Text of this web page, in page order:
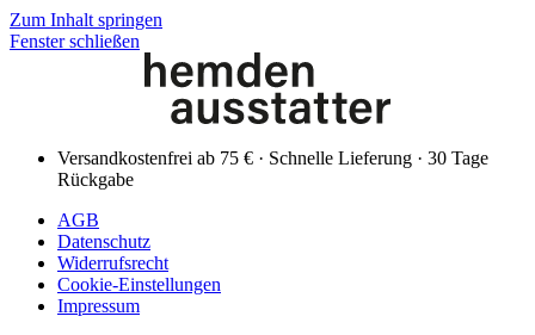
Zum Inhalt springen
Fenster schließen
Versandkostenfrei ab 75 € · Schnelle Lieferung · 30 Tage
Rückgabe
AGB
Datenschutz
Widerrufsrecht
Cookie-Einstellungen
Impressum